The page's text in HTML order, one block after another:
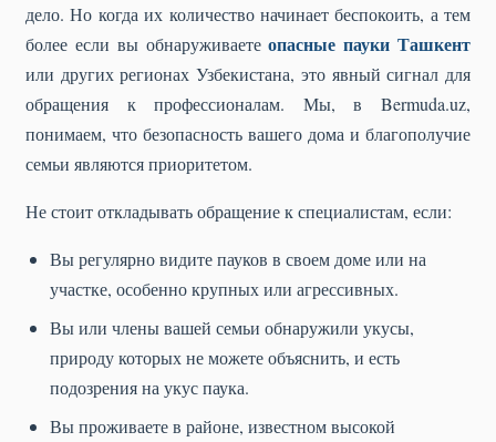
дело. Но когда их количество начинает беспокоить, а тем
более если вы обнаруживаетеопасные пауки Ташкент
или других регионах Узбекистана, это явный сигнал для
обращения к профессионалам. Мы, в Bermuda.uz,
понимаем, что безопасность вашего дома и благополучие
семьи являются приоритетом.
Не стоит откладывать обращение к специалистам, если:
Вы регулярно видите пауков в своем доме или на
участке, особенно крупных или агрессивных.
Вы или члены вашей семьи обнаружили укусы,
природу которых не можете объяснить, и есть
подозрения на укус паука.
Вы проживаете в районе, известном высокой